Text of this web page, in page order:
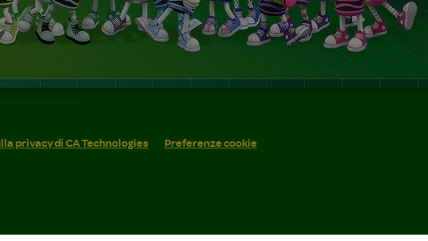
privacy di CA Technologies
Preferenze cookie